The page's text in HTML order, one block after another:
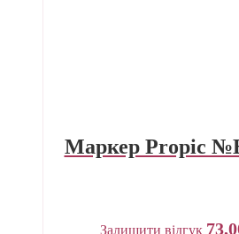
Маркер Propic
Залишити відгук